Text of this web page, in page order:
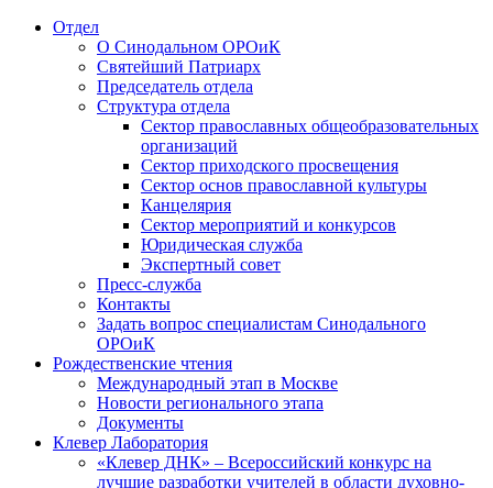
Отдел
О Синодальном ОРОиК
Святейший Патриарх
Председатель отдела
Структура отдела
Сектор православных общеобразовательных
организаций
Сектор приходского просвещения
Сектор основ православной культуры
Канцелярия
Сектор мероприятий и конкурсов
Юридическая служба
Экспертный совет
Пресс-служба
Контакты
Задать вопрос специалистам Синодального
ОРОиК
Рождественские чтения
Международный этап в Москве
Новости регионального этапа
Документы
Клевер Лаборатория
«Клевер ДНК» – Всероссийский конкурс на
лучшие разработки учителей в области духовно-